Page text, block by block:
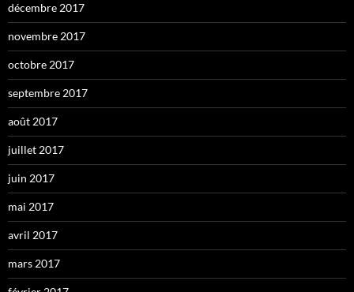
décembre 2017
novembre 2017
octobre 2017
septembre 2017
août 2017
juillet 2017
juin 2017
mai 2017
avril 2017
mars 2017